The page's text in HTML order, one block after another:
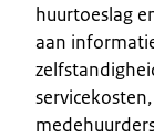
huurtoeslag
aan